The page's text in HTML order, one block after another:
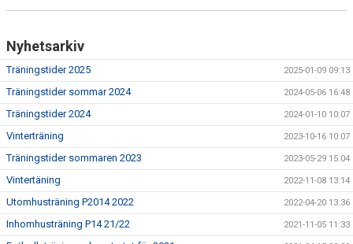
Nyhetsarkiv
Träningstider 2025 2025-01-09 09:13
Träningstider sommar 2024 2024-05-06 16:48
Träningstider 2024 2024-01-10 10:07
Vinterträning 2023-10-16 10:07
Träningstider sommaren 2023 2023-05-29 15:04
Vintertäning 2022-11-08 13:14
Utomhusträning P2014 2022 2022-04-20 13:36
Inhomhusträning P14 21/22 2021-11-05 11:33